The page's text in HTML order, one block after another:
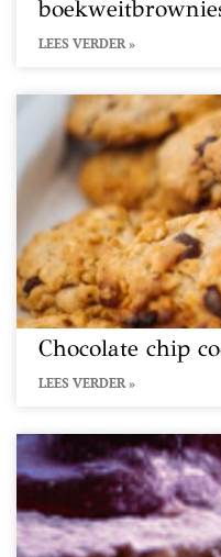
LEES VERDER »
Chocolate chip
LEES VERDER »